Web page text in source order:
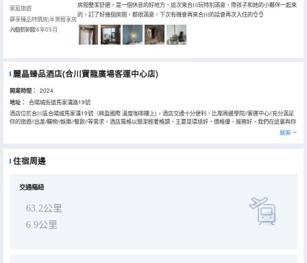
家庭旅遊
靜享臻品特價房|半景輕享房
+城市半窗
入住於2026年05月
房間整潔舒適，是一個休息的好地方，這次來合川玩特別滿意，帶孩子和她的小夥伴一起來
的，訂了好幾個房間，都很滿意，下次有機會再來合川的話會再次入住的👌👌
麗晶臻品酒店(合川寶龍廣場客運中心店)
開業時間： 2024
地址：
合陽城街道馬家溝路19號
酒店位於合川區合陽城馬家溝19號（興盈國際 漫度咖啡樓上)，酒店交通十分便利，比鄰周邊學院//客運中心//充分滿足
你的旅遊//出差/購物//娛樂//餐飲//等需求，酒店風格以簡潔輕奢格調，主要是環境好，價格優，服務好，我們在這裏與你
展開
住宿周邊
交通樞紐
63.2公里
6.9公里